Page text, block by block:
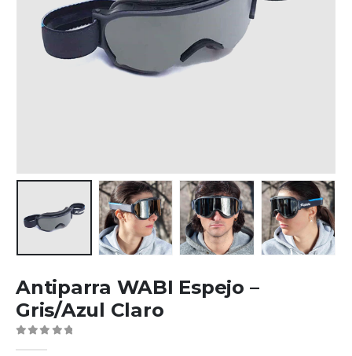
Antiparra WABI Espejo –
Gris/Azul Claro